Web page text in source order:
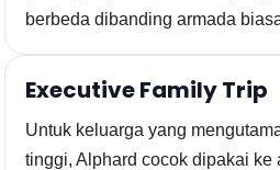
berbeda dibanding armada
Executive Family Trip
Untuk keluarga yang
tinggi, Alphard cocok dipakai ke